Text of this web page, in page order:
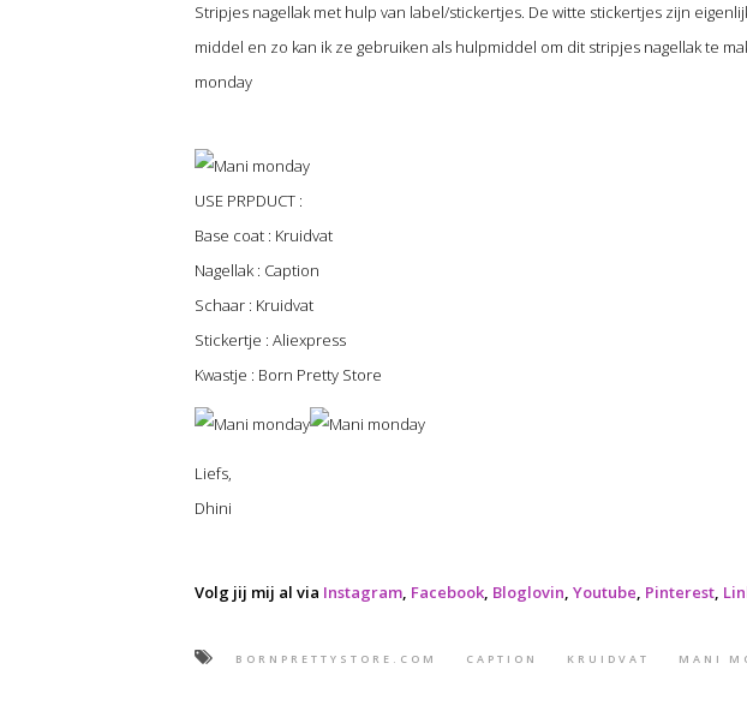
Stripjes nagellak met hulp van label/stickertjes. De witte stickertjes zijn
middel en zo kan ik ze gebruiken als hulpmiddel om dit stripjes nagellak te
monday
USE PRPDUCT :
Base coat : Kruidvat
Nagellak : Caption
Schaar : Kruidvat
Stickertje : Aliexpress
Kwastje : Born Pretty Store
Liefs,
Dhini
Volg jij mij al via Instagram, Facebook, Bloglovin, Youtube, Pinterest,
BORNPRETTYSTORE.COM CAPTION KRUIDVAT MANI